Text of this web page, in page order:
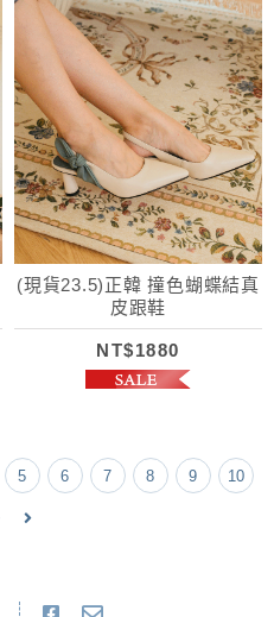
(現貨23.5)正韓 撞色蝴蝶結真
皮跟鞋
NT$1880
5 6 7 8 9 10